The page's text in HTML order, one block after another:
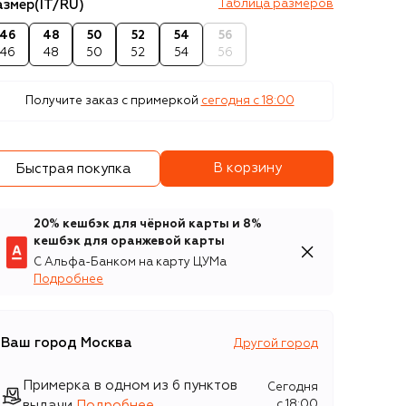
(IT/RU) Таблица размеров
46
46
48
48
50
50
52
52
54
54
56
56
Получите заказ с примеркой сегодня c 18:00
Быстрая покупка В корзину
20% кешбэк для чёрной карты и 8%
кешбэк для оранжевой карты
С Альфа-Банком на карту ЦУМа
Подробнее
Ваш город Москва Другой город
Примерка в одном из 6 пунктов
Сегодня